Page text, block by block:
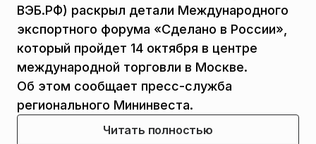
ВЭБ.РФ) раскрыл детали Международного
экспортного форума «Сделано в России»,
который пройдет 14 октября в центре
международной торговли в Москве.
Об этом сообщает пресс-служба
регионального Мининвеста.
Читать полностью